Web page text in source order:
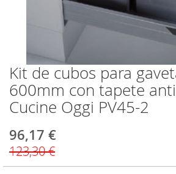
Kit de cubos para
600mm con tapete
Cucine Oggi PV45-2
Precio
especial
96,17 €
123,30 €
Saltar
al
comienzo
de
galería
de
imágenes